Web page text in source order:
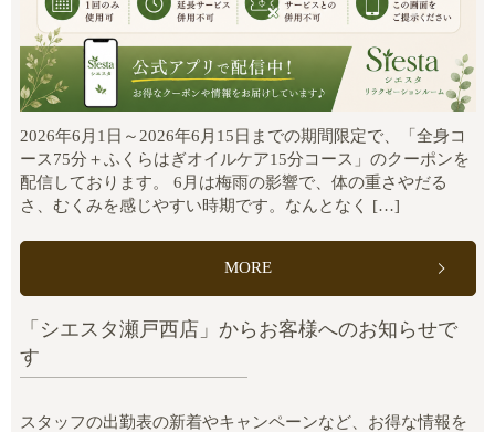
2026年6月1日～2026年6月15日までの期間限定で、「全身コ
ース75分＋ふくらはぎオイルケア15分コース」のクーポンを
配信しております。 6月は梅雨の影響で、体の重さやだる
さ、むくみを感じやすい時期です。なんとなく […]
MORE
「シエスタ瀬戸西店」からお客様へのお知らせで
す
スタッフの出勤表の新着やキャンペーンなど、お得な情報を